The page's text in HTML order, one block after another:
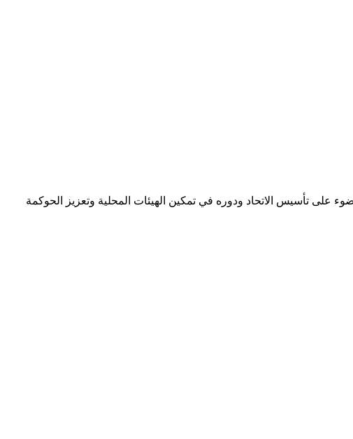
على تأسيس الاتحاد ودوره في تمكين الهيئات المحلية وتعزيز الحوكمة